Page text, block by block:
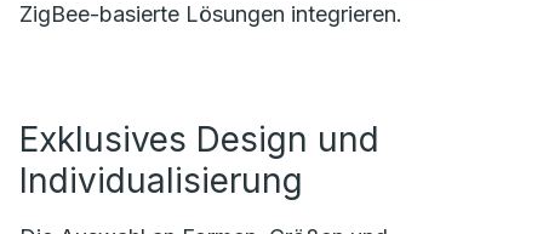
ZigBee-basierte Lösungen integrieren.
Exklusives Design und
Individualisierung